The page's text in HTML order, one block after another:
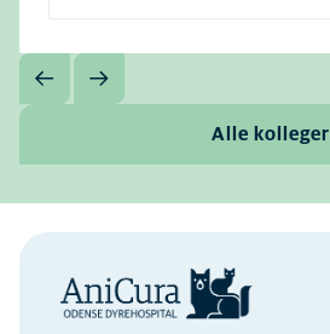
Alle kolleger